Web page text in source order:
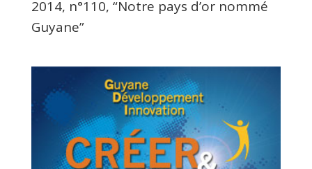
2014, n°110, “Notre pays d’or nommé
Guyane”